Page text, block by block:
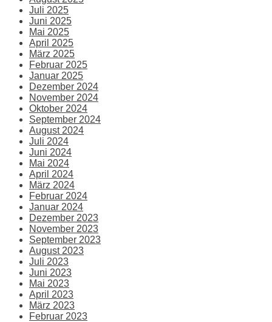
Juli 2025
Juni 2025
Mai 2025
April 2025
März 2025
Februar 2025
Januar 2025
Dezember 2024
November 2024
Oktober 2024
September 2024
August 2024
Juli 2024
Juni 2024
Mai 2024
April 2024
März 2024
Februar 2024
Januar 2024
Dezember 2023
November 2023
September 2023
August 2023
Juli 2023
Juni 2023
Mai 2023
April 2023
März 2023
Februar 2023